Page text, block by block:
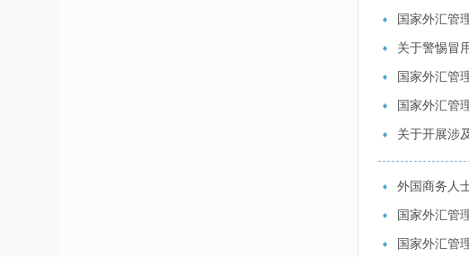
国家外汇管
关于警惕冒
国家外汇管
国家外汇管
关于开展涉
外国商务人
国家外汇管
国家外汇管